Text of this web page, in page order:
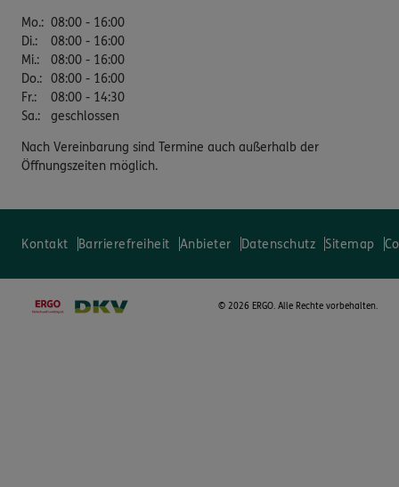
Mo.: 08:00 - 16:00
Di.:
08:00 - 16:00
Mi.:
08:00 - 16:00
Do.: 08:00 - 16:00
Fr.:
08:00 - 14:30
Sa.: geschlossen
Nach Vereinbarung sind Termine auch außerhalb der
Öffnungszeiten möglich.
Kontakt Barrierefreiheit Anbieter Datenschutz Sitemap
© 2026 ERGO. Alle Rechte vorbehalten.